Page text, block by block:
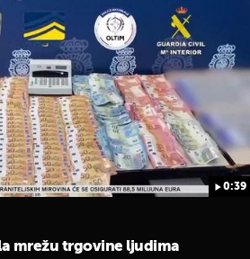
0:39
mrežu trgovine ljudima